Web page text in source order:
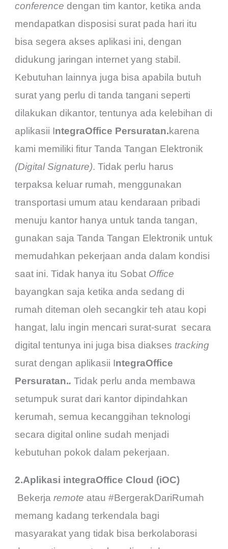
conference dengan tim kantor, ketika anda
mendapatkan disposisi surat pada hari itu
bisa segera akses aplikasi ini, dengan
didukung jaringan internet yang stabil.
Kebutuhan lainnya juga bisa apabila butuh
surat yang perlu di tanda tangani seperti
dilakukan dikantor, tentunya ada kelebihan di
aplikasii IntegraOffice Persuratan.karena
kami memiliki fitur Tanda Tangan Elektronik
(Digital Signature). Tidak perlu harus
terpaksa keluar rumah, menggunakan
transportasi umum atau kendaraan pribadi
menuju kantor hanya untuk tanda tangan,
gunakan saja Tanda Tangan Elektronik untuk
memudahkan pekerjaan anda dalam kondisi
saat ini. Tidak hanya itu Sobat Office
bayangkan saja ketika anda sedang di
rumah diteman oleh secangkir teh atau kopi
hangat, lalu ingin mencari surat-surat secara
digital tentunya ini juga bisa diakses tracking
surat dengan aplikasii IntegraOffice
Persuratan.. Tidak perlu anda membawa
setumpuk surat dari kantor dipindahkan
kerumah, semua kecanggihan teknologi
secara digital online sudah menjadi
kebutuhan pokok dalam pekerjaan.
2.Aplikasi integraOffice Cloud (iOC)
Bekerjaremote atau #BergerakDariRumah
memang kadang terkendala bagi
masyarakat yang tidak bisa berkolaborasi